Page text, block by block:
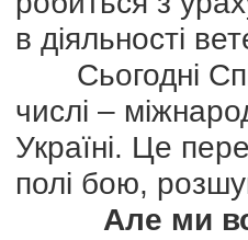
в діяльності
Сьогодні
числі –
Україні. Це
полі бою,
Але ми